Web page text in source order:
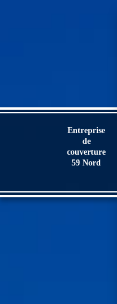
Entreprise
de
couverture
59 Nord